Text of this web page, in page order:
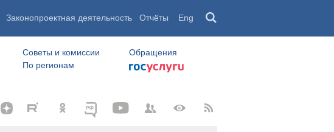
Законопроектная деятельность Отчёты Eng
Советы и комиссии
По регионам
Обращения